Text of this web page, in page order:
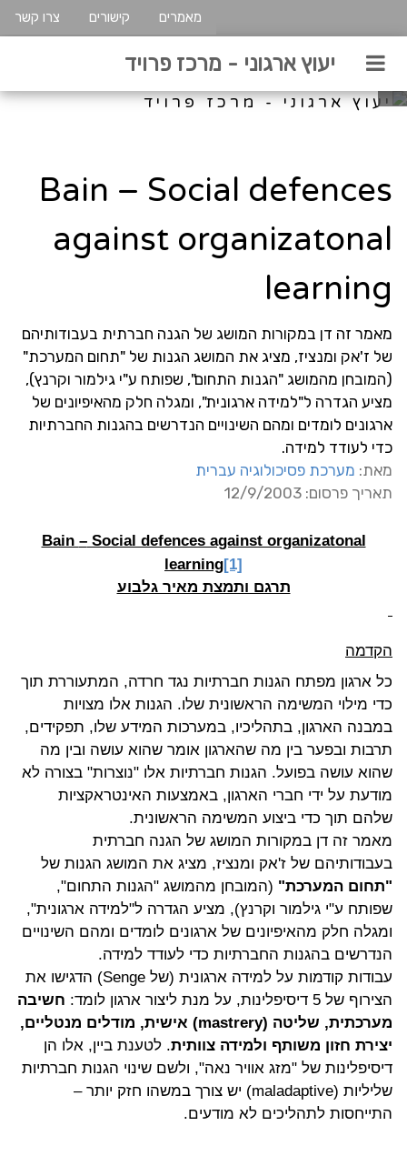
מאמרים קישורים צרו קשר
יעוץ ארגוני - מרכז פרויד
Bain – Social defences
against organizatonal
learning
מאמר זה דן במקורות המושג של הגנה חברתית בעבודותיהם
של ז'אק ומנציז, מציג את המושג הגנות של "תחום המערכת"
(המובחן מהמושג "הגנות התחום", שפותח ע"י גילמור וקרנץ),
מציע הגדרה ל"למידה ארגונית", ומגלה חלק מהאיפיונים של
ארגונים לומדים ומהם השינויים הנדרשים בהגנות החברתיות
כדי לעודד למידה.
מאת: מערכת פסיכולוגיה עברית
תאריך פרסום: 12/9/2003
Bain –Social defences against organizatonal
learning[1]
תרגם ותמצת מאיר גלבוע
הקדמה
כל ארגון מפתח הגנות חברתיות נגד חרדה, המתעוררת תוך
כדי מילוי המשימה הראשונית שלו. הגנות אלו מצויות
במבנה הארגון, בתהליכיו, במערכות המידע שלו, תפקידים,
תרבות ובפער בין מה שהארגון אומר שהוא עושה ובין מה
שהוא עושה בפועל. הגנות חברתיות אלו "נוצרות" בצורה לא
מודעת על ידי חברי הארגון, באמצעות האינטראקציות
שלהם תוך כדי ביצוע המשימה הראשונית.
מאמר זה דן במקורות המושג של הגנה חברתית
בעבודותיהם של ז'אק ומנציז, מציג את המושג הגנות של
"תחום המערכת" (המובחן מהמושג "הגנות התחום",
שפותח ע"י גילמור וקרנץ), מציע הגדרה ל"למידה ארגונית",
ומגלה חלק מהאיפיונים של ארגונים לומדים ומהם השינויים
הנדרשים בהגנות החברתיות כדי לעודד למידה.
עבודות קודמות על למידה ארגונית (של Senge) הדגישו את
הצירוף של 5 דיסיפלינות, על מנת ליצור ארגון לומד:
חשיבה
מערכתית, שליטה (mastrery) אישית, מודלים מנטליים,
יצירת חזון משותף ולמידה צוותית. לטענת ביין, אלו הן
דיסיפלינות של "מזג אוויר נאה", ולשם שינוי הגנות חברתיות
שליליות (maladaptive) יש צורך במשהו חזק יותר –
התייחסות לתהליכים לא מודעים.